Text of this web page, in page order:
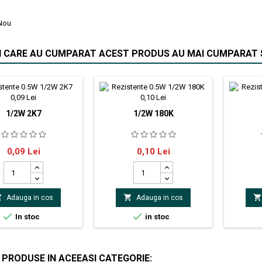
CARE AU CUMPARAT ACEST PRODUS AU MAI CUMPARAT
1/2W 2K7
rezistor de
Montare THT
2.7kΩ Putere
Toleranţă ±5%
de lucru max. 350V
carcasă
Dimensiuni
Ø0.6x26mm
Pret
0,09 Lei
Adauga in cos
 In stoc
1/2W 180K
180kΩ;500mW;±5%;Ø3,2x9mm;
Pret
0,10 Lei
 Adauga in cos
 in stoc
de lucru
carcasă
de

IN ACEEASI CATEGORIE: